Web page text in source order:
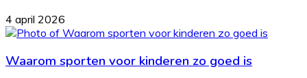
4 april 2026
Waarom sporten voor kinderen zo goed is